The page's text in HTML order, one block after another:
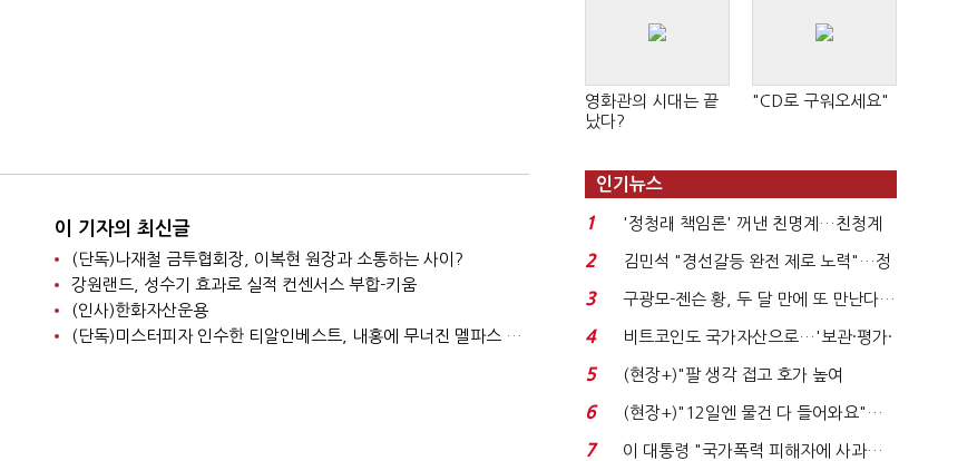
이 기자의 최신글
(단독)나재철 금투협회장, 이복현 원장과 소통하는 사이?
강원랜드, 성수기 효과로 실적 컨센서스 부합-키움
(인사)한화자산운용
(단독)미스터피자 인수한 티알인베스트, 내홍에 무너진 멜파스 인수전 참여
영화관의 시대는 끝
났다?
"CD로 구워오세요"
인기뉴스
1
'정청래 책임론' 꺼낸 친명계…친청계
는 추가투표 때리기...
2
김민석 "경선갈등 완전 제로 노력"…정
청래 "반명 공세 사...
3
구광모-젠슨 황, 두 달 만에 또 만난다…
로봇·AI 등 논...
4
비트코인도 국가자산으로…'보관·평가·
처분' 기준은 ...
5
(현장+)"팔 생각 접고 호가 높여
요"…'덜 똘똘한 한 채' 20...
6
(현장+)"12일엔 물건 다 들어와요"…
빈 매대 채우며 문 연 ...
7
이 대통령 "국가폭력 피해자에 사과…